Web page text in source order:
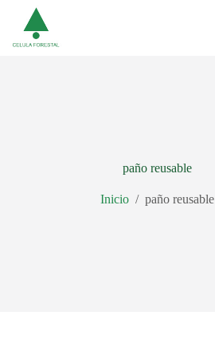
contenido
paño reusable
Inicio / paño reusable